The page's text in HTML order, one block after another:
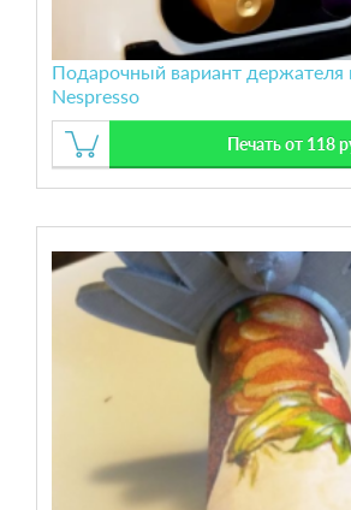
Подарочный вариант держателя
Nespresso
Печать от 118